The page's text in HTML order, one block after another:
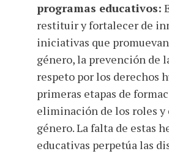
programas educativos:
restituir y fortalecer de
iniciativas que
género, la prevención de
respeto por los derechos
primeras etapas de
eliminación de los roles y
género. La falta de estas
educativas perpetúa las